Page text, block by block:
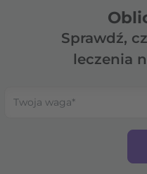
Sprawdź,
leczenia